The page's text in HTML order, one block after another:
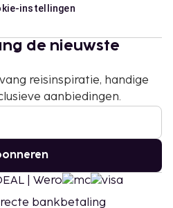
instellingen
de nieuwste
reisinspiratie, handige
aanbiedingen.